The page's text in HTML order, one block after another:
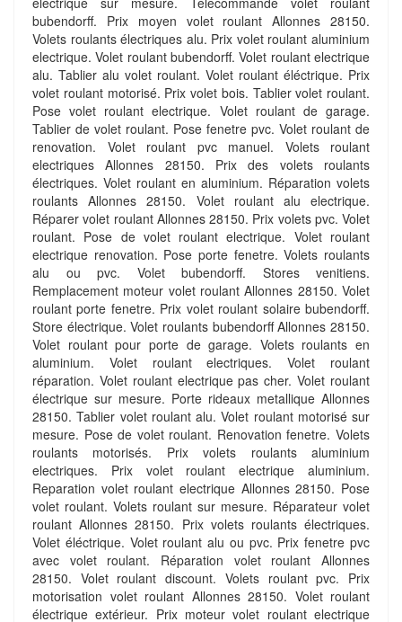
bubendorff. Prix moyen volet roulant Allonnes 28150.
Volets roulants électriques alu. Prix volet roulant aluminium
electrique. Volet roulant bubendorff. Volet roulant electrique
alu. Tablier alu volet roulant. Volet roulant éléctrique. Prix
volet roulant motorisé. Prix volet bois. Tablier volet roulant.
Pose volet roulant electrique. Volet roulant de garage.
Tablier de volet roulant. Pose fenetre pvc. Volet roulant de
renovation. Volet roulant pvc manuel. Volets roulant
electriques Allonnes 28150. Prix des volets roulants
électriques. Volet roulant en aluminium. Réparation volets
roulants Allonnes 28150. Volet roulant alu electrique.
Réparer volet roulant Allonnes 28150. Prix volets pvc. Volet
roulant. Pose de volet roulant electrique. Volet roulant
electrique renovation. Pose porte fenetre. Volets roulants
alu ou pvc. Volet bubendorff. Stores venitiens.
Remplacement moteur volet roulant Allonnes 28150. Volet
roulant porte fenetre. Prix volet roulant solaire bubendorff.
Store électrique. Volet roulants bubendorff Allonnes 28150.
Volet roulant pour porte de garage. Volets roulants en
aluminium. Volet roulant electriques. Volet roulant
réparation. Volet roulant electrique pas cher. Volet roulant
électrique sur mesure. Porte rideaux metallique Allonnes
28150. Tablier volet roulant alu. Volet roulant motorisé sur
mesure. Pose de volet roulant. Renovation fenetre. Volets
roulants motorisés. Prix volets roulants aluminium
electriques. Prix volet roulant electrique aluminium.
Reparation volet roulant electrique Allonnes 28150. Pose
volet roulant. Volets roulant sur mesure. Réparateur volet
roulant Allonnes 28150. Prix volets roulants électriques.
Volet éléctrique. Volet roulant alu ou pvc. Prix fenetre pvc
avec volet roulant. Réparation volet roulant Allonnes
28150. Volet roulant discount. Volets roulant pvc. Prix
motorisation volet roulant Allonnes 28150. Volet roulant
électrique extérieur. Prix moteur volet roulant electrique